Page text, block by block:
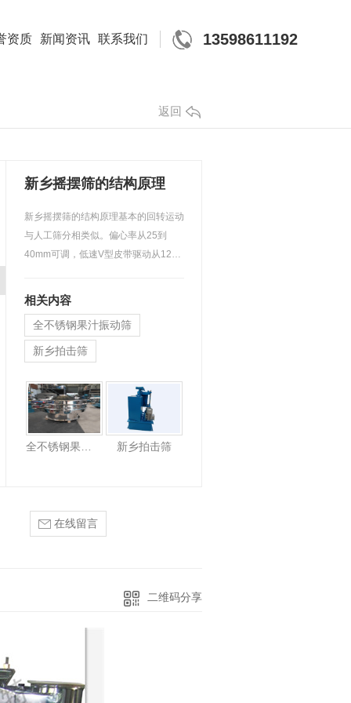
资质 新闻资讯 联系我们 13598611192
返回
新乡摇摆筛的结构原理
新乡摇摆筛的结构原理基本的回转运动
与人工筛分相类似。偏心率从25到
40mm可调，低速V型皮带驱动从120
相关内容
全不锈钢果汁振动筛
新乡拍击筛
新乡拍击筛
在线留言
二维码分享